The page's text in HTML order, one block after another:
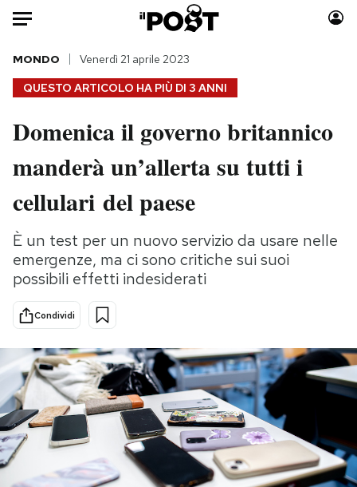
Auto
HOME
Italia
Politica
Tecnologia
Scienza
Cultura
Sport
Moda
Consumismi
Media
Europa
PODCAST
NEWSLETTER
QUESTO ARTICOLO HA PIÙ DI 3 ANNI
MONDO Venerdì 21 aprile 2023
Domenica il governo britannico
manderà un’allerta su tutti i
cellulari del paese
È un test per un nuovo servizio da usare nelle
emergenze, ma ci sono critiche sui suoi
possibili effetti indesiderati
Condividi